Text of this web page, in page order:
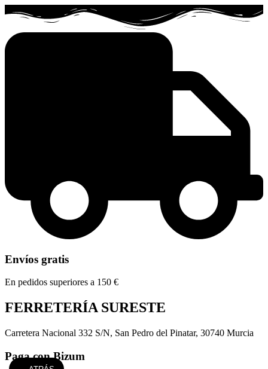
Envíos gratis
En pedidos superiores a 150 €
FERRETERÍA SURESTE
Carretera Nacional 332 S/N, San Pedro del Pinatar, 30740 Murcia
Paga con Bizum